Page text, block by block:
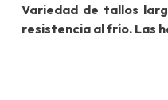
Variedad de tallos
resistencia al frío. Las